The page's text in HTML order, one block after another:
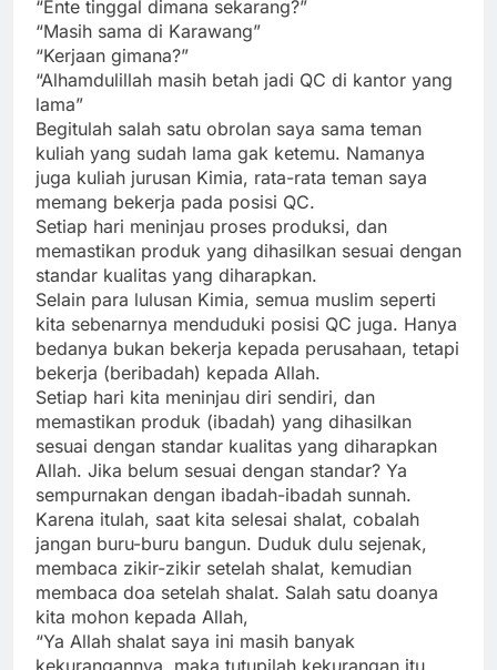
“Ente tinggal dimana sekarang?”
“Masih sama di Karawang”
“Kerjaan gimana?”
“Alhamdulillah masih betah jadi QC di kantor yang
lama”
Begitulah salah satu obrolan saya sama teman
kuliah yang sudah lama gak ketemu. Namanya
juga kuliah jurusan Kimia, rata-rata teman saya
memang bekerja pada posisi QC.
Setiap hari meninjau proses produksi, dan
memastikan produk yang dihasilkan sesuai dengan
standar kualitas yang diharapkan.
Selain para lulusan Kimia, semua muslim seperti
kita sebenarnya menduduki posisi QC juga. Hanya
bedanya bukan bekerja kepada perusahaan, tetapi
bekerja (beribadah) kepada Allah.
Setiap hari kita meninjau diri sendiri, dan
memastikan produk (ibadah) yang dihasilkan
sesuai dengan standar kualitas yang diharapkan
Allah. Jika belum sesuai dengan standar? Ya
sempurnakan dengan ibadah-ibadah sunnah.
Karena itulah, saat kita selesai shalat, cobalah
jangan buru-buru bangun. Duduk dulu sejenak,
membaca zikir-zikir setelah shalat, kemudian
membaca doa setelah shalat. Salah satu doanya
kita mohon kepada Allah,
“Ya Allah shalat saya ini masih banyak